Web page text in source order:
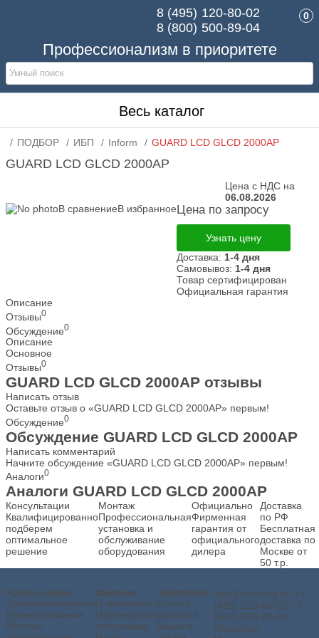
Профессионализм в приоритете
8 (495) 120-80-02
8 (800) 500-89-04
0
Весь каталог
ПОДБОР ИБП Inform GUARD LCD GLCD 2000AP
GUARD LCD GLCD 2000AP
Цена с НДС на
06.08.2026
В сравнениеВ избранноеЦена по запросу
Узнать цену
Доставка: 1-4 дня
Самовывоз: 1-4 дня
Товар сертифицирован
Официальная гарантия
Описание
Отзывы0
Обсуждение0
Описание
Основное
Отзывы0
GUARD LCD GLCD 2000AP отзывы
Написать отзыв
Оставьте отзыв о «GUARD LCD GLCD 2000AP» первым!
Обсуждение0
Обсуждение GUARD LCD GLCD 2000AP
Написать комментарий
Начните обсуждение «GUARD LCD GLCD 2000AP» первым!
Аналоги0
Аналоги GUARD LCD GLCD 2000AP
Консультации
Квалифицированно
подберем
оптимальное
решение
Монтаж
Профессиональная
установка и
обслуживание
оборудования
Официально
Фирменная
гарантия от
официального
дилера
Доставка
по РФ
Бесплатная
доставка по
Москве от
50 т.р.
Услуги и сервис
Электроизмерения
Проектирование
Монтаж
Компания
О компании
Партнерская
программа
Покупателю
Оплата
Доставка
Акции и
info@tok-shop.ru +7
(495) 120-80-02 +7
(800) 500-89-04
WhatsApp